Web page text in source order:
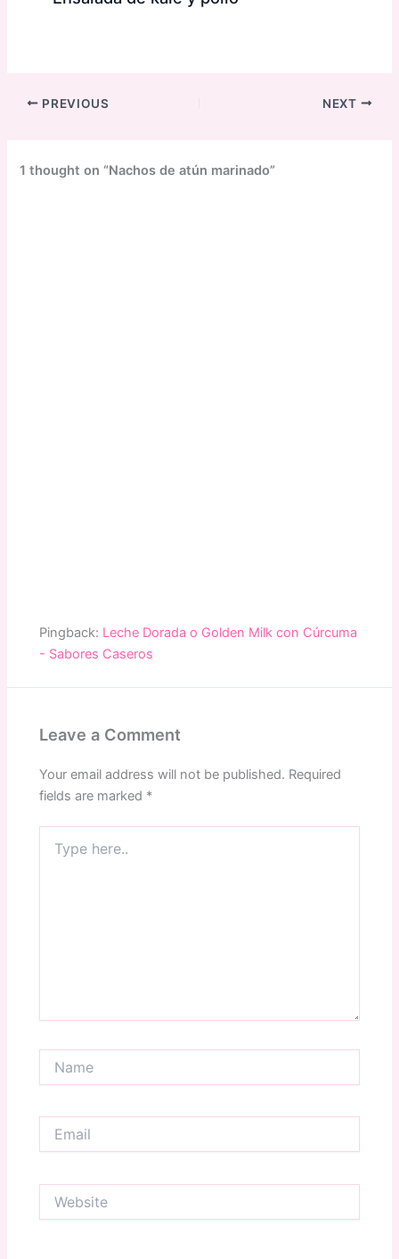
PREVIOUS NEXT
1 thought on “Nachos de atún marinado”
Pingback: Leche Dorada o Golden Milk con Cúrcuma
- Sabores Caseros
Leave a Comment
Your email address will not be published. Required
fields are marked *
here..